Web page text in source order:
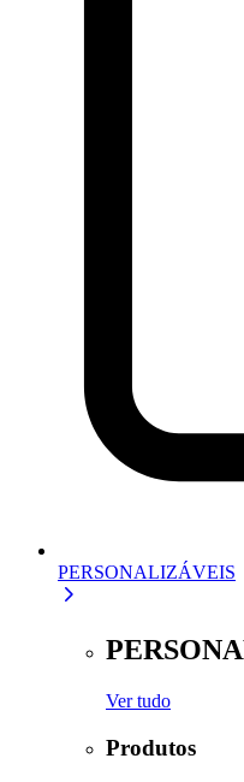
PERSONALIZÁVEIS
Ver tudo
Produtos